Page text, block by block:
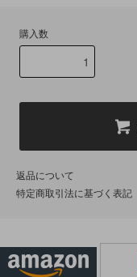
購入数
返品について
特定商取引法に基づく表記